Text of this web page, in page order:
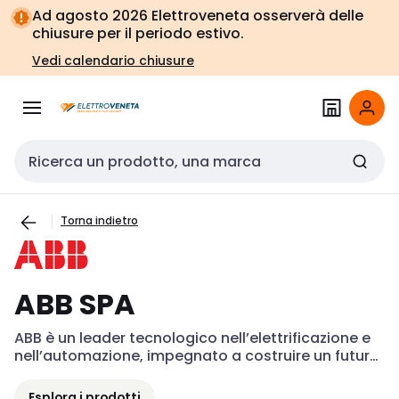
Vai alla
navigazione
Vai
alla
pagina
Ad agosto 2026 Elettroveneta osserverà delle
chiusure per il periodo estivo.
Vedi calendario chiusure
Cerca input
Torna indietro
ABB SPA
ABB è un leader tecnologico nell’elettrificazione e
nell’automazione, impegnato a costruire un futuro
risorse. Le sue soluzioni combinano il know-how